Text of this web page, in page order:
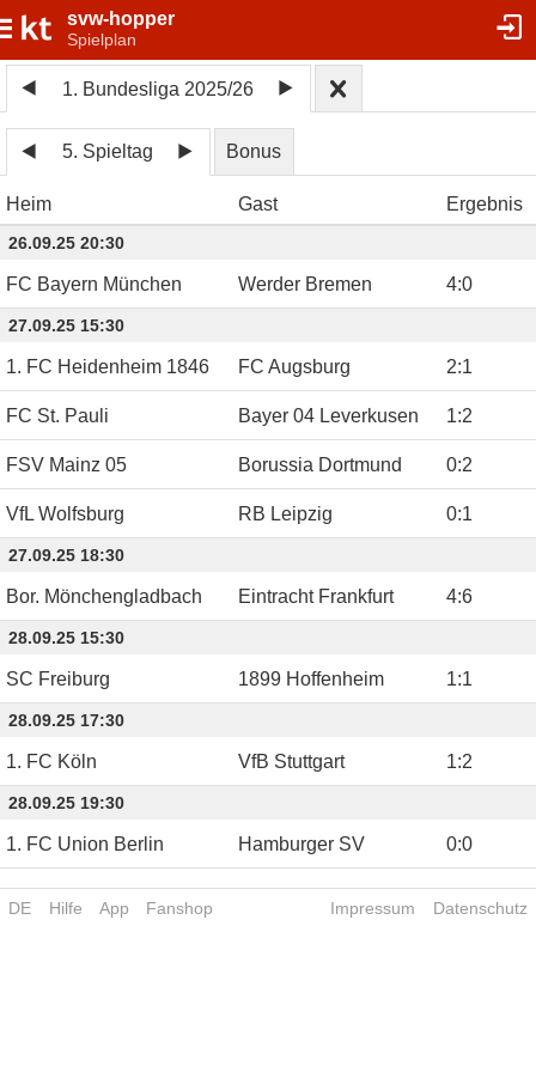
svw-hopper
Spielplan
1. Bundesliga 2025/26
5. Spieltag Bonus
Heim Gast Ergebnis
26.09.25 20:30
FC Bayern München Werder Bremen 4:0
27.09.25 15:30
1. FC Heidenheim 1846 FC Augsburg 2:1
FC St. Pauli Bayer 04 Leverkusen 1:2
FSV Mainz 05 Borussia Dortmund 0:2
VfL Wolfsburg RB Leipzig 0:1
27.09.25 18:30
Bor. Mönchengladbach Eintracht Frankfurt 4:6
28.09.25 15:30
SC Freiburg 1899 Hoffenheim 1:1
28.09.25 17:30
1. FC Köln VfB Stuttgart 1:2
28.09.25 19:30
1. FC Union Berlin Hamburger SV 0:0
DE Hilfe App Fanshop Impressum Datenschutz